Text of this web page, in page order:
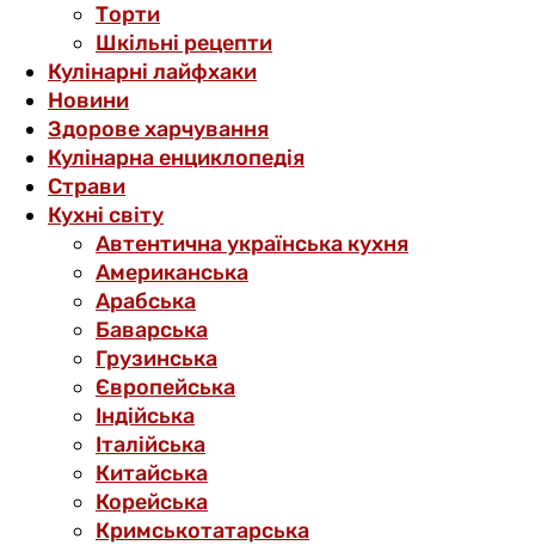
Торти
Шкільні рецепти
Кулінарні лайфхаки
Новини
Здорове харчування
Кулінарна енциклопедія
Страви
Кухні світу
Автентична українська кухня
Американська
Арабська
Баварська
Грузинська
Європейська
Індійська
Італійська
Китайська
Корейська
Кримськотатарська